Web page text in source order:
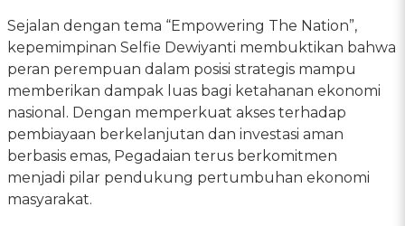
Sejalan dengan tema “Empowering The Nation”,
kepemimpinan Selfie Dewiyanti membuktikan bahwa
peran perempuan dalam posisi strategis mampu
memberikan dampak luas bagi ketahanan ekonomi
nasional. Dengan memperkuat akses terhadap
pembiayaan berkelanjutan dan investasi aman
berbasis emas, Pegadaian terus berkomitmen
menjadi pilar pendukung pertumbuhan ekonomi
masyarakat.